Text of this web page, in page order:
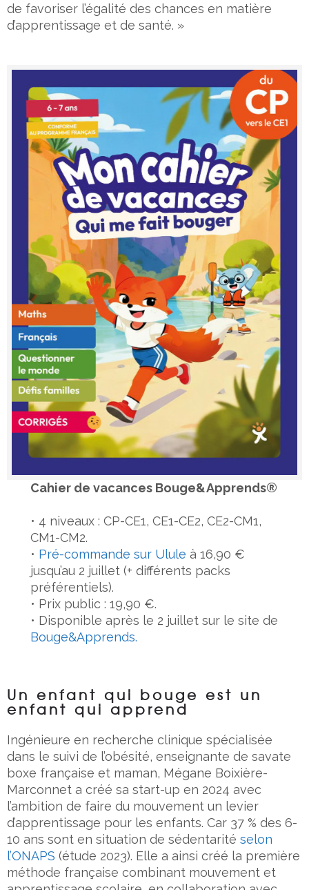
de favoriser l’égalité des chances en matière
d’apprentissage et de santé. »
Cahier de vacances Bouge&Apprends®
• 4 niveaux : CP-CE1, CE1-CE2, CE2-CM1,
CM1-CM2.
• Pré-commande sur Ulule à 16,90 €
jusqu’au 2 juillet (+ différents packs
préférentiels).
• Prix public : 19,90 €.
• Disponible après le 2 juillet sur le site de
Bouge&Apprends.
Un enfant qui bouge est un
enfant qui apprend
Ingénieure en recherche clinique spécialisée
dans le suivi de l’obésité, enseignante de savate
boxe française et maman, Mégane Boixière-
Marconnet a créé sa start-up en 2024 avec
l’ambition de faire du mouvement un levier
d’apprentissage pour les enfants. Car 37 % des 6-
10 ans sont en situation de sédentarité selon
l’ONAPS (étude 2023). Elle a ainsi créé la première
méthode française combinant mouvement et